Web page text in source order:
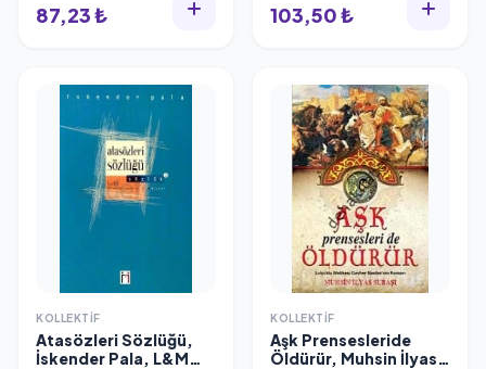
87,23 ₺ 103,50 ₺
KOLLEKTIF
Atasözleri Sözlüğü,
İskender Pala, L&M
KOLLEKTIF
Aşk Prensesleride
Öldürür, Muhsin İlyas